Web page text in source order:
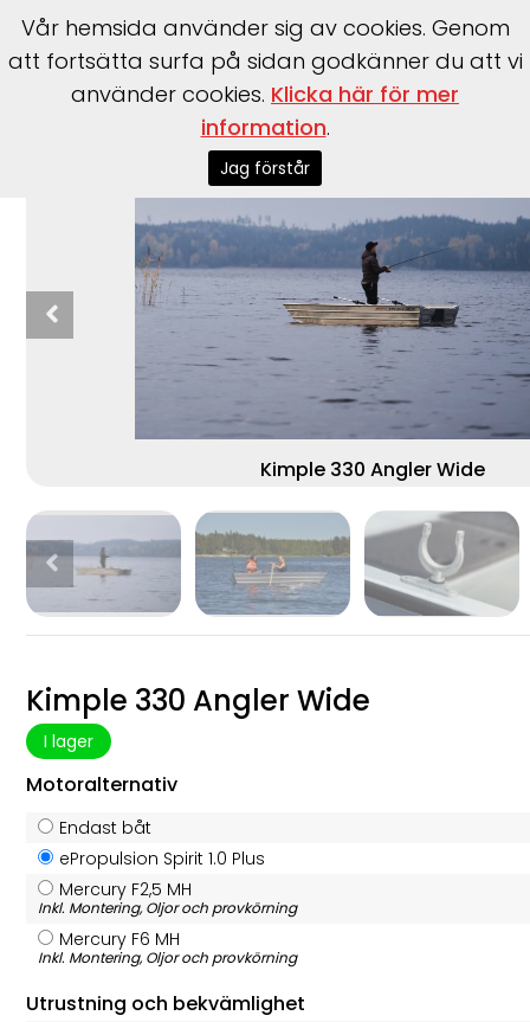
> 330 Angler Wide
Kimple 330 Angler Wide
Kimple 330 Angler Wide
I lager
Motoralternativ
Endast båt
ePropulsion Spirit 1.0 Plus
Mercury F2,5 MH
Inkl. Montering, Oljor och provkörning
Mercury F6 MH
Inkl. Montering, Oljor och provkörning
Utrustning och bekvämlighet
Vår hemsida använder sig av cookies. Genom
att fortsätta surfa på sidan godkänner du att vi
använder cookies. Klicka här för mer
information.
Jag förstår